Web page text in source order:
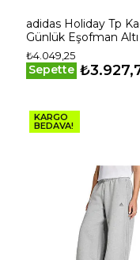
adidas Holiday Tp
Günlük Eşofman
Siyah
₺4.049,25
Sepette
KARGO
BEDAVA!